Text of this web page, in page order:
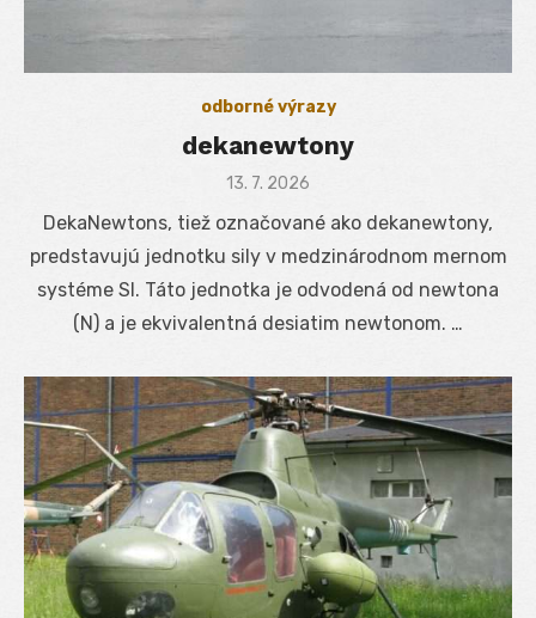
odborné výrazy
dekanewtony
Posted
13. 7. 2026
DekaNewtons, tiež označované ako dekanewtony,
predstavujú jednotku sily v medzinárodnom mernom
systéme SI. Táto jednotka je odvodená od newtona
(N) a je ekvivalentná desiatim newtonom. …